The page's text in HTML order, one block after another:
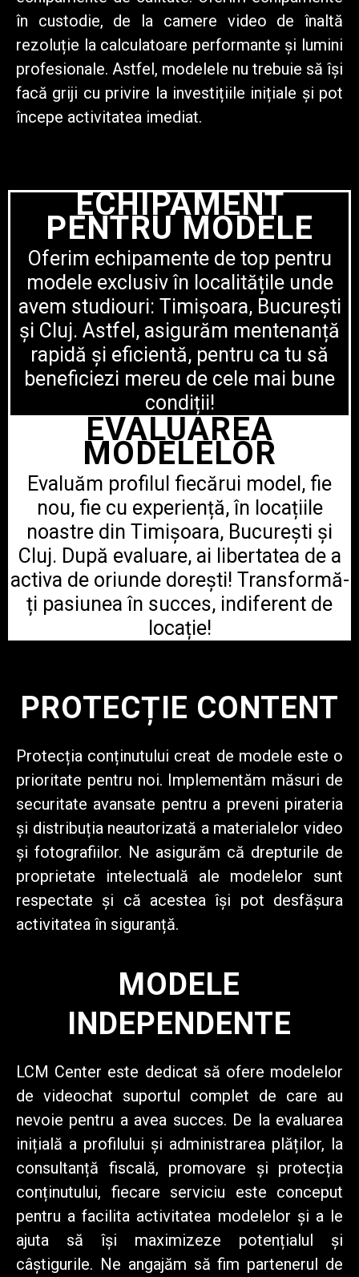
în custodie, de la camere video de înaltă
rezoluție la calculatoare performante și lumini
profesionale. Astfel, modelele nu trebuie să își
facă griji cu privire la investițiile inițiale și pot
începe activitatea imediat.
ECHIPAMENT
PENTRU MODELE
Oferim echipamente de top pentru
modele exclusiv în localitățile unde
avem studiouri: Timișoara, București
și Cluj. Astfel, asigurăm mentenanță
rapidă și eficientă, pentru ca tu să
beneficiezi mereu de cele mai bune
condiții!
EVALUAREA
MODELELOR
Evaluăm profilul fiecărui model, fie
nou, fie cu experiență, în locațiile
noastre din Timișoara, București și
Cluj. După evaluare, ai libertatea de a
activa de oriunde dorești! Transformă-
ți pasiunea în succes, indiferent de
locație!
PROTECȚIE CONTENT
Protecția conținutului creat de modele este o
prioritate pentru noi. Implementăm măsuri de
securitate avansate pentru a preveni pirateria
și distribuția neautorizată a materialelor video
și fotografiilor. Ne asigurăm că drepturile de
proprietate intelectuală ale modelelor sunt
respectate și că acestea își pot desfășura
activitatea în siguranță.
MODELE
INDEPENDENTE
LCM Center este dedicat să ofere modelelor
de videochat suportul complet de care au
nevoie pentru a avea succes. De la evaluarea
inițială a profilului și administrarea plăților, la
consultanță fiscală, promovare și protecția
conținutului, fiecare serviciu este conceput
pentru a facilita activitatea modelelor și a le
ajuta să își maximizeze potențialul și
câștigurile. Ne angajăm să fim partenerul de